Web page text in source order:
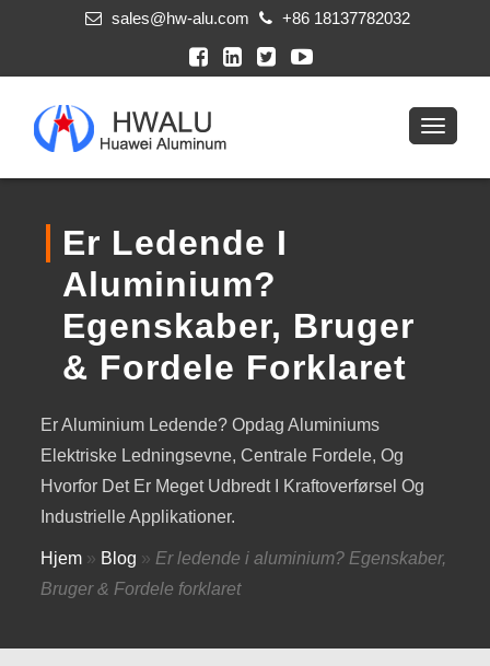
sales@hw-alu.com +86 18137782032
Er Ledende I
Aluminium?
Egenskaber, Bruger
& Fordele Forklaret
Er Aluminium Ledende? Opdag Aluminiums
Elektriske Ledningsevne, Centrale Fordele, Og
Hvorfor Det Er Meget Udbredt I Kraftoverførsel Og
Industrielle Applikationer.
Hjem » Blog » Er ledende i aluminium? Egenskaber,
Bruger & Fordele forklaret